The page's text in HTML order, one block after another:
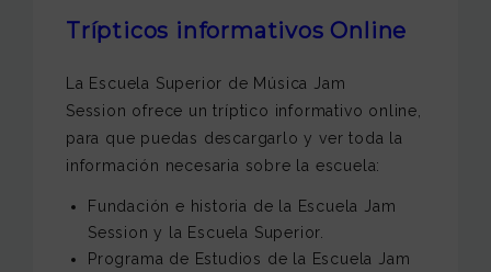
Trípticos informativos Online
La Escuela Superior de Música Jam
Session ofrece un tríptico informativo online,
para que puedas descargarlo y ver toda la
información necesaria sobre la escuela:
Fundación e historia de la Escuela Jam
Session y la Escuela Superior.
Programa de Estudios de la Escuela Jam